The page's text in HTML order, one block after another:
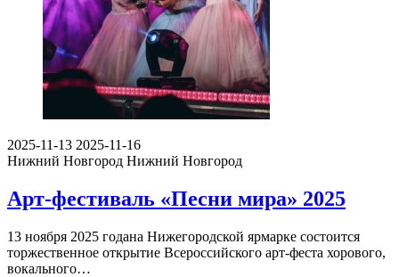
2025-11-13 2025-11-16
Нижний Новгород Нижний Новгород
Арт-фестиваль «Песни мира» 2025
13 ноября 2025 годана Нижегородской ярмарке состоится
торжественное открытие Всероссийского арт-феста хорового,
вокального…